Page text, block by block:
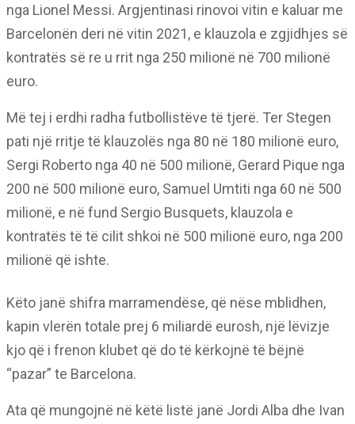
nga Lionel Messi. Argjentinasi rinovoi vitin e kaluar me
Barcelonën deri në vitin 2021, e klauzola e zgjidhjes së
kontratës së re u rrit nga 250 milionë në 700 milionë
euro.
Më tej i erdhi radha futbollistëve të tjerë. Ter Stegen
pati një rritje të klauzolës nga 80 në 180 milionë euro,
Sergi Roberto nga 40 në 500 milionë, Gerard Pique nga
200 në 500 milionë euro, Samuel Umtiti nga 60 në 500
milionë, e në fund Sergio Busquets, klauzola e
kontratës të të cilit shkoi në 500 milionë euro, nga 200
milionë që ishte.
Këto janë shifra marramendëse, që nëse mblidhen,
kapin vlerën totale prej 6 miliardë eurosh, një lëvizje
kjo që i frenon klubet që do të kërkojnë të bëjnë
“pazar” te Barcelona.
Ata që mungojnë në këtë listë janë Jordi Alba dhe Ivan